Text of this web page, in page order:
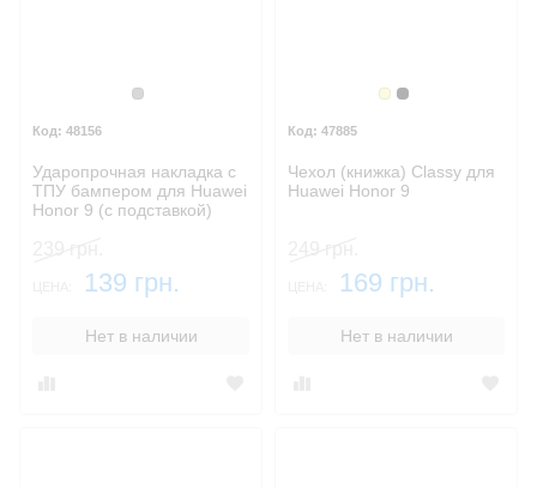
Серый
48156
Ударопрочная накладка с
ТПУ бампером для Huawei
Honor 9 (c подставкой)
139 грн.
Нет в наличии
Золотой
Черный
47885
Чехол (книжка) Classy для
Huawei Honor 9
169 грн.
Нет в наличии